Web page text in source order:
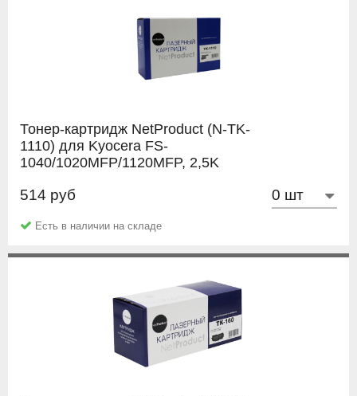
Тонер-картридж NetProduct (N-TK-
1110) для Kyocera FS-
1040/1020MFP/1120MFP, 2,5K
NetProduct
514 руб
Есть в наличии на складе